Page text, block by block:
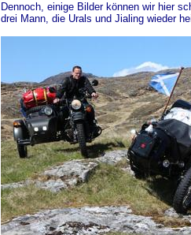
Dennoch, einige Bilder können wir hier
drei Mann, die Urals und Jialing wieder